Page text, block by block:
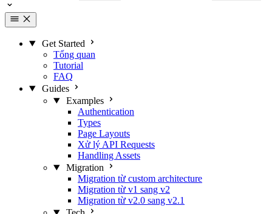
Get Started
Tổng quan
Tutorial
FAQ
Guides
Examples
Authentication
Types
Page Layouts
Xử lý API Requests
Handling Assets
Migration
Migration từ custom architecture
Migration từ v1 sang v2
Migration từ v2.0 sang v2.1